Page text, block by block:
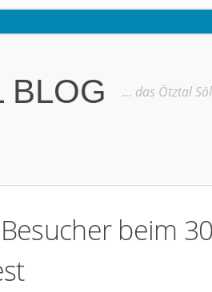
ins Gletscherskigebiet von Sölden
BLOG … das Ötztal
beim